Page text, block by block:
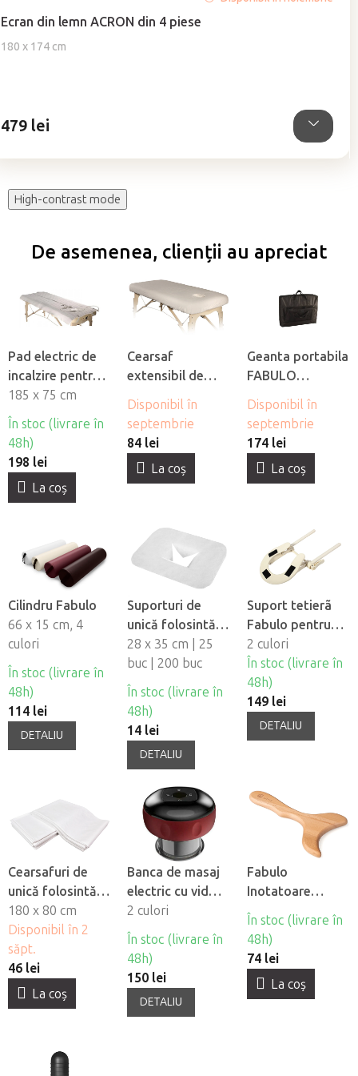
Ecran din lemn ACRON din 4 piese
180 x 174 cm
a
produsului
stele.
479 lei
High-contrast mode
De asemenea, clienții au apreciat
Pad electric de
incalzire pentru
masa de masaj
185 x 75 cm
În stoc (livrare în
48h)
198 lei
La coş
Cearsaf
extensibil de
flanel Fabulo cu
orificiu pentru
fată
Disponibil în
septembrie
84 lei
La coş
Geanta portabila
FABULO
Standard
Disponibil în
septembrie
174 lei
La coş
Cilindru Fabulo
66 x 15 cm, 4
culori
În stoc (livrare în
48h)
114 lei
DETALIU
Suporturi de
unică folosintă
pentru orificiul
fetei din material
netesut Fabulo
28 x 35 cm | 25
buc | 200 buc
În stoc (livrare în
48h)
14 lei
DETALIU
Suport tetierã
Fabulo pentru
masa de masaj
2 culori
În stoc (livrare în
48h)
149 lei
DETALIU
Cearsafuri de
unică folosintă
impermeabile
Fabulo, 10 buc
180 x 80 cm
Disponibil în 2
săpt.
46 lei
La coş
Banca de masaj
electric cu vid
Fabulo cu radiatii
infrarosii
2 culori
În stoc (livrare în
48h)
150 lei
DETALIU
Fabulo
Inotatoare
pentru
madroterapie
În stoc (livrare în
48h)
74 lei
La coş